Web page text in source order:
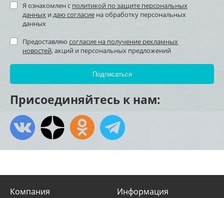
Я ознакомлен с политикой по защите персональных
данных и даю согласие на обработку персональных
данных
Предоставляю согласие на получение рекламных
новостей, акций и персональных предложений
Присоединяйтесь к нам:
Компания Информация